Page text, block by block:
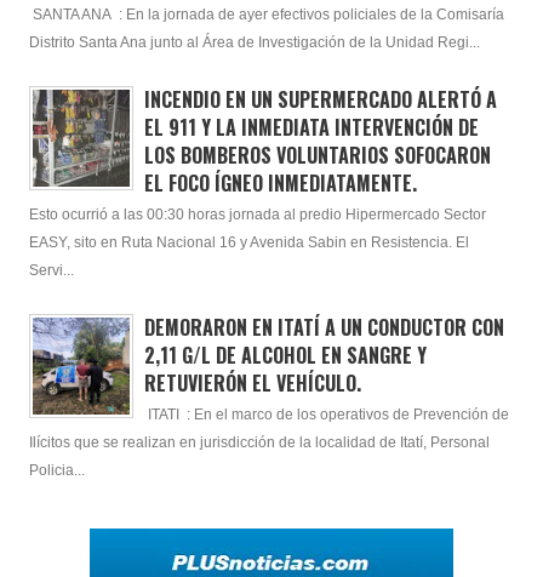
SANTA ANA : En la jornada de ayer efectivos policiales de la Comisaría
Distrito Santa Ana junto al Área de Investigación de la Unidad Regi...
INCENDIO EN UN SUPERMERCADO ALERTÓ A
EL 911 Y LA INMEDIATA INTERVENCIÓN DE
LOS BOMBEROS VOLUNTARIOS SOFOCARON
EL FOCO ÍGNEO INMEDIATAMENTE.
Esto ocurrió a las 00:30 horas jornada al predio Hipermercado Sector
EASY, sito en Ruta Nacional 16 y Avenida Sabin en Resistencia. El
Servi...
DEMORARON EN ITATÍ A UN CONDUCTOR CON
2,11 G/L DE ALCOHOL EN SANGRE Y
RETUVIERÓN EL VEHÍCULO.
ITATI : En el marco de los operativos de Prevención de
Ilícitos que se realizan en jurisdicción de la localidad de Itatí, Personal
Policia...